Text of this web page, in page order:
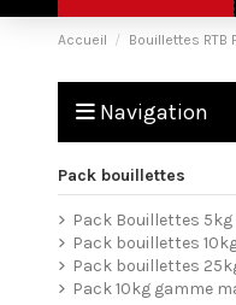
Accueil Bouillettes RTB
Navigation
Pack bouillettes
Pack Bouillettes 5kg
Pack bouillettes
Pack bouillettes
Pack 10kg gamme